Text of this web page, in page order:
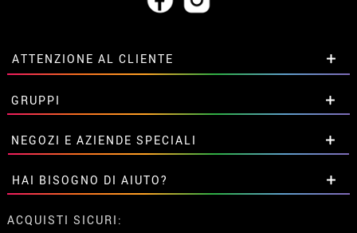
ATTENZIONE AL CLIENTE
• Su di noi
• Condizioni di vendita
• Avviso legale privacy
• Attenzione al cliente
• Utilizzo dei cookies
•Impostazioni dei cookie
GRUPPI
Sconti speciali per gruppi.
Contattaci qui
NEGOZI E AZIENDE SPECIALI
Sconti speciali per gruppi.
Contattaci qui
HAI BISOGNO DI AIUTO?
Non ho ancora fatto l'ordine
ACQUISTI SICURI: